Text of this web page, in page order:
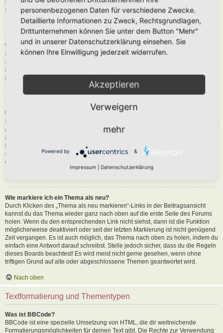
siehst du eine Schaltfläche in der Nähe des Beitrags, um diesen zu melden.
Du wirst dann durch die weiteren Schritte geführt.
Nach oben
Was bewirkt die „Speichern“-Schaltfläche beim Schreiben eines Beitrags?
Hiermit kannst du die geschriebene Entwürfe speichern und zu einem
späteren Zeitpunkt vervollständigen und absenden. Den gesicherten Beitrag
kannst du mit der Funktion „Gespeicherte Entwürfe verwalten“ in deinem
persönlichen Bereich erneut laden.
Nach oben
Warum muss mein Beitrag erst freigegeben werden?
Die Board-Administration kann entschieden haben, dass in dem Forum, in dem
du einen Beitrag erstellt hast, die Beiträge zuerst geprüft werden müssen. Es
ist auch möglich, dass die Administration dich zu einer Gruppe von Benutzern
hinzugefügt hat, bei denen sie die Beiträge erst begutachten möchte, bevor sie
auf der Seite sichtbar werden. Bitte kontaktiere die Board-Administration, wenn
du weitere Informationen dazu benötigst.
Wie markiere ich ein Thema als neu?
Durch Klicken des „Thema als neu markieren“-Links in der Beitragsansicht
kannst du das Thema wieder ganz nach oben auf die erste Seite des Forums
holen. Wenn du den entsprechenden Link nicht siehst, dann ist die Funktion
möglicherweise deaktiviert oder seit der letzten Markierung ist nicht genügend
Zeit vergangen. Es ist auch möglich, das Thema nach oben zu holen, indem du
einfach eine Antwort darauf schreibst. Stelle jedoch sicher, dass du die Regeln
dieses Boards beachtest! Es wird meist nicht gerne gesehen, wenn ohne
triftigen Grund auf alte oder abgeschlossene Themen geantwortet wird.
Nach oben
Textformatierung und Thementypen
Was ist BBCode?
BBCode ist eine spezielle Umsetzung von HTML, die dir weitreichende
Formatierungsmöglichkeiten für deinen Text gibt. Die Rechte zur Verwendung
personenbezogenen Daten für verschiedene Zwecke.
Detaillierte Informationen zu Zweck, Rechtsgrundlagen,
Drittunternehmen können Sie unter dem Button "Mehr"
und in unserer Datenschutzerklärung einsehen. Sie
können Ihre Einwilligung jederzeit widerrufen.
Akzeptieren
Verweigern
mehr
Powered by &
Impressum Datenschutzerklärung